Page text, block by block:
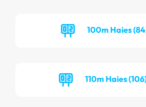
100m Haies
110m Haies